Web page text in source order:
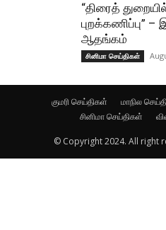
“திரைத்
புறக்கணிப்பு”
ஆதங்கம்
சினிமா செய்திகள்
குமரி செய்திகள் மாநில
சினிமா செய்திகள்
© Copyright 2024. All right